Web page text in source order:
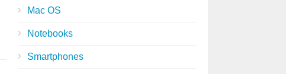
Mac OS
Notebooks
Smartphones